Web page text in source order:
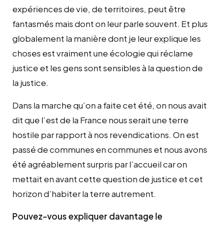
expériences de vie, de territoires, peut être
fantasmés mais dont on leur parle souvent. Et plus
globalement la manière dont je leur explique les
choses est vraiment une écologie qui réclame
justice et les gens sont sensibles à la question de
la justice.
Dans la marche qu’on a faite cet été, on nous avait
dit que l’est de la France nous serait une terre
hostile par rapport à nos revendications. On est
passé de communes en communes et nous avons
été agréablement surpris par l’accueil car on
mettait en avant cette question de justice et cet
horizon d’habiter la terre autrement.
Pouvez-vous expliquer davantage le